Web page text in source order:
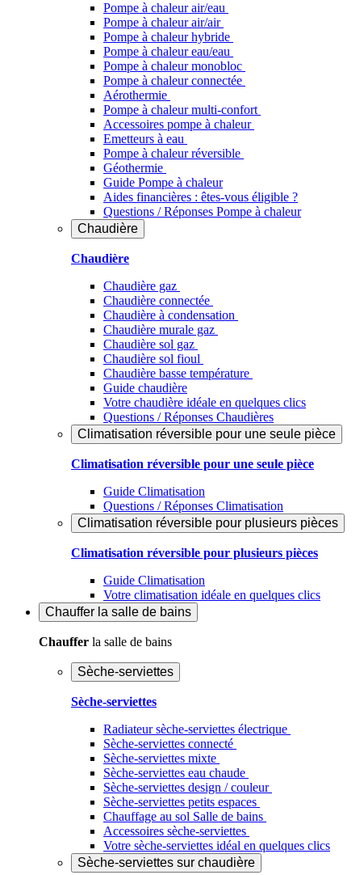
Pompe à chaleur air/eau
Pompe à chaleur air/air
Pompe à chaleur hybride
Pompe à chaleur​ eau/eau
Pompe à chaleur monobloc
Pompe à chaleur connectée
Aérothermie
Pompe à chaleur multi-confort
Accessoires pompe à chaleur
Emetteurs à eau
Pompe à chaleur réversible
Géothermie
Guide Pompe à chaleur
Aides financières : êtes-vous éligible ?
Questions / Réponses Pompe à chaleur
Chaudière
Chaudière
Chaudière gaz
Chaudière connectée
Chaudière à condensation
Chaudière murale gaz
Chaudière sol gaz
Chaudière sol fioul
Chaudière basse température
Guide chaudière
Votre chaudière idéale en quelques clics
Questions / Réponses Chaudières
Climatisation réversible pour une seule pièce
Climatisation réversible pour une seule pièce
Guide Climatisation
Questions / Réponses Climatisation
Climatisation réversible pour plusieurs pièces
Climatisation réversible pour plusieurs pièces
Guide Climatisation
Votre climatisation idéale en quelques clics
Chauffer la salle de bains
Chauffer la salle de bains
Sèche-serviettes
Sèche-serviettes
Radiateur sèche-serviettes électrique
Sèche-serviettes connecté
Sèche-serviettes mixte
Sèche-serviettes eau chaude
Sèche-serviettes design / couleur
Sèche-serviettes petits espaces
Chauffage au sol Salle de bains
Accessoires sèche-serviettes
Votre sèche-serviettes idéal en quelques clics
Sèche-serviettes sur chaudière